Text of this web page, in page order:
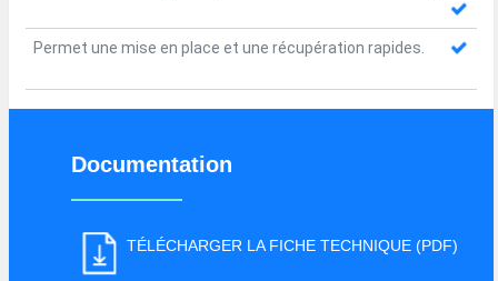
Permet une mise en place et une récupération rapides.
Documentation
TÉLÉCHARGER LA FICHE TECHNIQUE (PDF)